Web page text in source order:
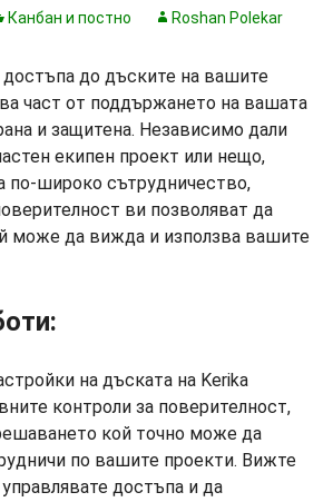
Канбан и постно Roshan Polekar
достъпа до дъските на вашите
част от поддържането на вашата
и защитена. Независимо дали
екипен проект или нещо,
по-широко сътрудничество,
ви позволяват да
може да вижда и използва вашите